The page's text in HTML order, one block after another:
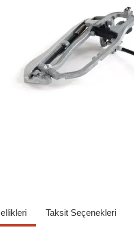
Taksit Seçenekleri